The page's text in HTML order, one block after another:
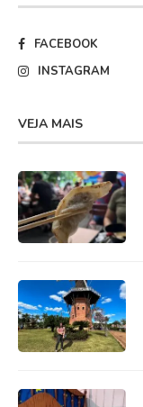
FACEBOOK
INSTAGRAM
VEJA MAIS